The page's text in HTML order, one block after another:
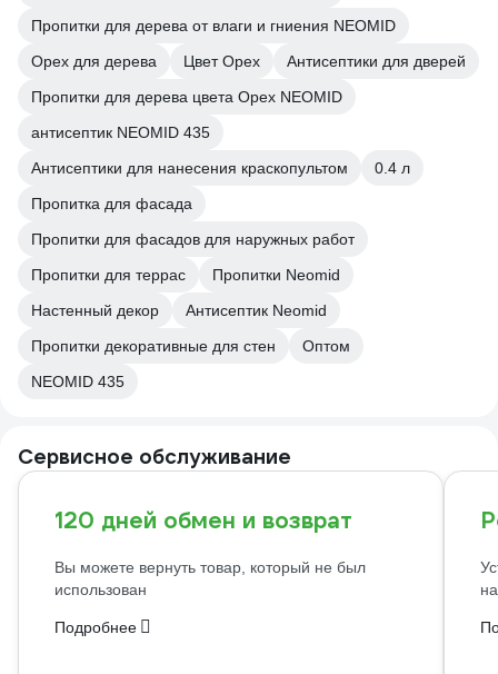
Пропитки для дерева от влаги и гниения NEOMID
Орех для дерева
Цвет Орех
Антисептики для дверей
Пропитки для дерева цвета Орех NEOMID
антисептик NEOMID 435
Антисептики для нанесения краскопультом
0.4 л
Пропитка для фасада
Пропитки для фасадов для наружных работ
Пропитки для террас
Пропитки Neomid
Настенный декор
Антисептик Neomid
Пропитки декоративные для стен
Оптом
NEOMID 435
Сервисное обслуживание
120 дней обмен и возврат
Вы можете вернуть товар, который не был
использован
Подробнее